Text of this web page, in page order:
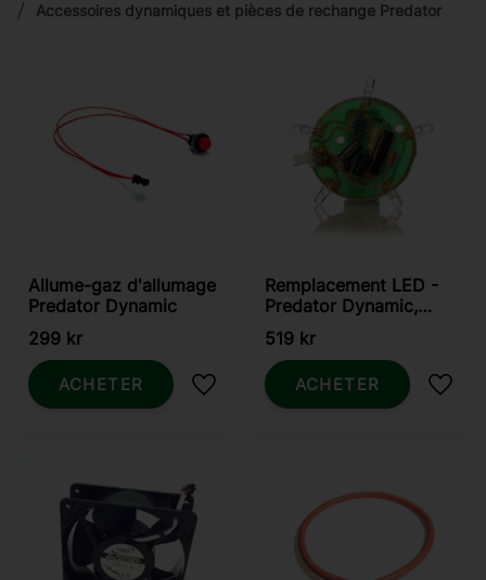
Accessoires dynamiques et pièces de rechange Predator
Allume-gaz d'allumage
Predator Dynamic
299 kr
Ajouter aux favoris
ACHETER
Remplacement LED -
Predator Dynamic,
SkeeterVac
519 kr
ACHETER